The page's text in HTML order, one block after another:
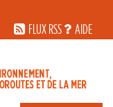
FLUX RSS
AIDE